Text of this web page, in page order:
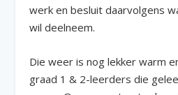
werk en besluit daarvolgens
wil deelneem.
Die weer is nog lekker warm
graad 1 & 2-leerders die